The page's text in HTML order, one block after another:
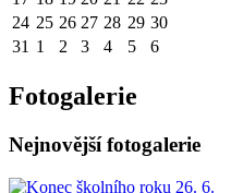
24 25 26 27 28 29 30
31 1 2 3 4 5 6
Fotogalerie
Nejnovější fotogalerie